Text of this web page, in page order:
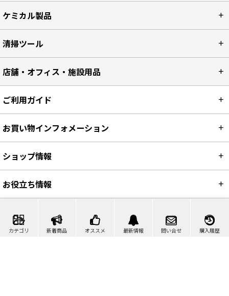
カテゴリ 新着商品 オススメ 最新情報 問い合せ 購入履歴
ケミカル製品
清掃ツール
店舗・オフィス・施設用品
ご利用ガイド
お買い物インフォメーション
ショップ情報
お役立ち情報